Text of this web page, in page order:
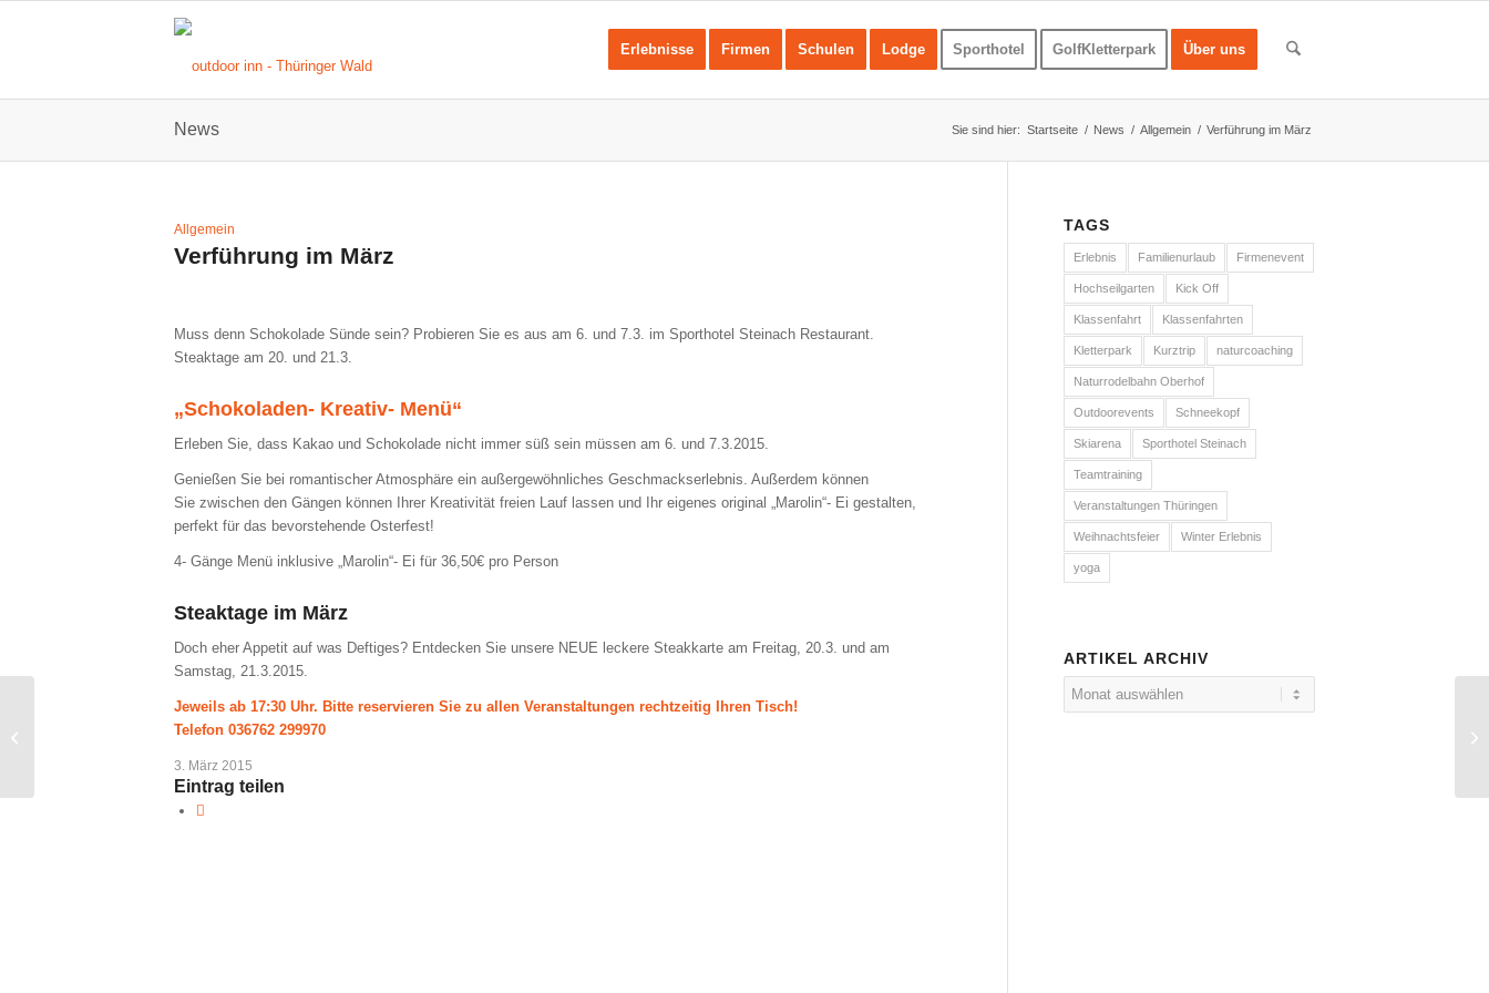
Erlebnisse Firmen Schulen Lodge Sporthotel GolfKletterpark Über uns
News Sie sind hier: Startseite / News / Allgemein / Verführung im März
Allgemein
Verführung im März
Muss denn Schokolade Sünde sein? Probieren Sie es aus am 6. und 7.3. im Sporthotel Steinach Restaurant.
Steaktage am 20. und 21.3.
„Schokoladen- Kreativ- Menü“
Erleben Sie, dass Kakao und Schokolade nicht immer süß sein müssen am 6. und 7.3.2015.
Genießen Sie bei romantischer Atmosphäre ein außergewöhnliches Geschmackserlebnis. Außerdem können
Sie zwischen den Gängen können Ihrer Kreativität freien Lauf lassen und Ihr eigenes original „Marolin“- Ei gestalten,
perfekt für das bevorstehende Osterfest!
4- Gänge Menü inklusive „Marolin“- Ei für 36,50€ pro Person
Steaktage im März
Doch eher Appetit auf was Deftiges? Entdecken Sie unsere NEUE leckere Steakkarte am Freitag, 20.3. und am
Samstag, 21.3.2015.
Jeweils ab 17:30 Uhr. Bitte reservieren Sie zu allen Veranstaltungen rechtzeitig Ihren Tisch!
Telefon 036762 299970
3. März 2015
Eintrag teilen
TAGS
Erlebnis Familienurlaub Firmenevent
Hochseilgarten Kick Off
Klassenfahrt Klassenfahrten
Kletterpark Kurztrip naturcoaching
Naturrodelbahn Oberhof
Outdoorevents Schneekopf
Skiarena Sporthotel Steinach
Teamtraining
Veranstaltungen Thüringen
Weihnachtsfeier Winter Erlebnis
yoga
ARTIKEL ARCHIV
Feinschmecker-Februar